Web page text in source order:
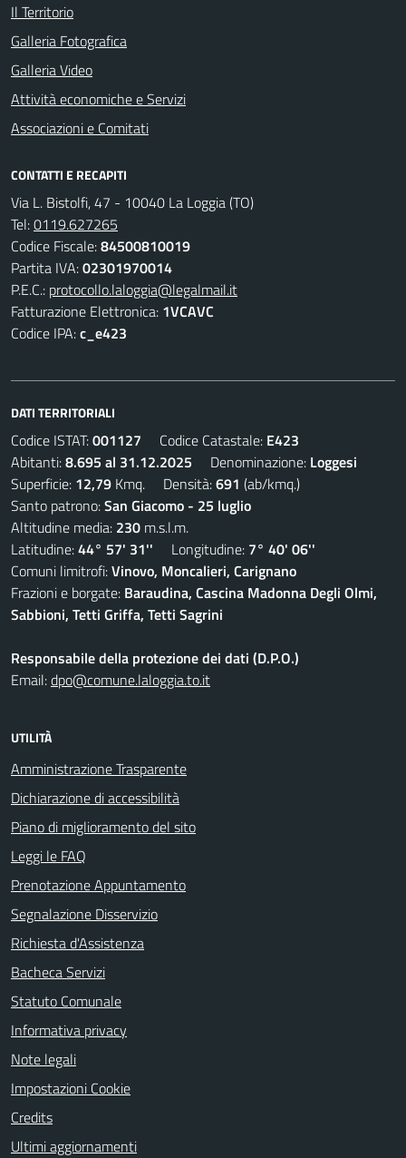
Il Territorio
Galleria Fotografica
Galleria Video
Attività economiche e Servizi
Associazioni e Comitati
CONTATTI E RECAPITI
Via L. Bistolfi, 47 - 10040 La Loggia (TO)
Tel:0119.627265
Codice Fiscale:84500810019
Partita IVA:02301970014
P.E.C.: protocollo.laloggia@legalmail.it
Fatturazione Elettronica: 1VCAVC
Codice IPA:c_e423
DATI TERRITORIALI
Codice ISTAT:001127 Codice Catastale: E423
Abitanti:8.695 al 31.12.2025 Denominazione: Loggesi
Superficie: 12,79 Kmq. Densità:691 (ab/kmq.)
Santo patrono:San Giacomo - 25 luglio
Altitudine media: 230 m.s.l.m.
Latitudine:44° 57' 31'' Longitudine: 7° 40' 06''
Comuni limitrofi:Vinovo, Moncalieri, Carignano
Frazioni e borgate: Baraudina, Cascina Madonna Degli Olmi,
Sabbioni, Tetti Griffa, Tetti Sagrini
Responsabile della protezione dei dati (D.P.O.)
Email:dpo@comune.laloggia.to.it
UTILITÀ
Amministrazione Trasparente
Dichiarazione di accessibilità
Piano di miglioramento del sito
Leggi le FAQ
Prenotazione Appuntamento
Segnalazione Disservizio
Richiesta d'Assistenza
Bacheca Servizi
Statuto Comunale
Informativa privacy
Note legali
Impostazioni Cookie
Credits
Ultimi aggiornamenti